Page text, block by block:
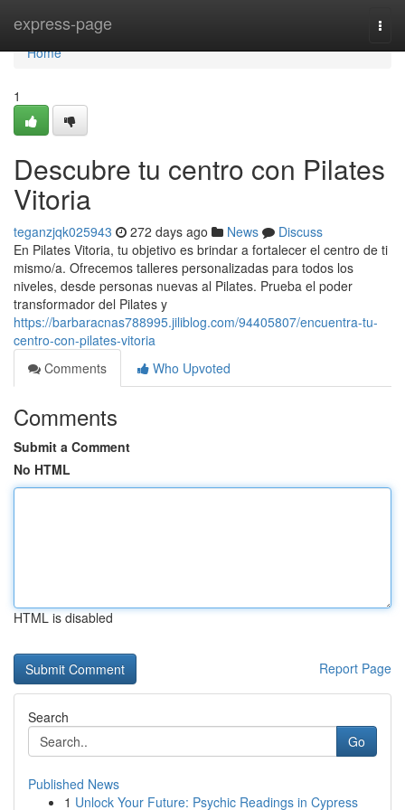
express-page
Home
Home
1
Descubre tu centro con Pilates
Vitoria
teganzjqk025943 272 days ago News
Discuss
En Pilates Vitoria, tu objetivo es brindar a fortalecer el centro de ti
mismo/a. Ofrecemos talleres personalizadas para todos los
niveles, desde personas nuevas al Pilates. Prueba el poder
transformador del Pilates y
https://barbaracnas788995.jiliblog.com/94405807/encuentra-tu-
centro-con-pilates-vitoria
Comments
Who Upvoted
Comments
Submit a Comment
No HTML
HTML is disabled
Report Page
Search
Go
Published News
1 Unlock Your Future: Psychic Readings in Cypress